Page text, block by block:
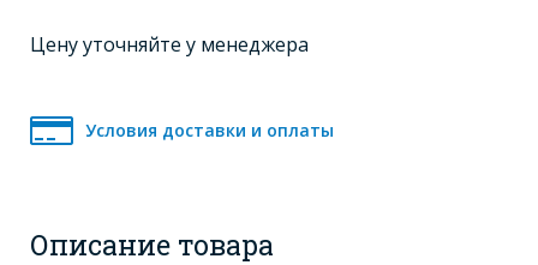
Цену уточняйте у менеджера
Условия доставки и оплаты
Описание товара